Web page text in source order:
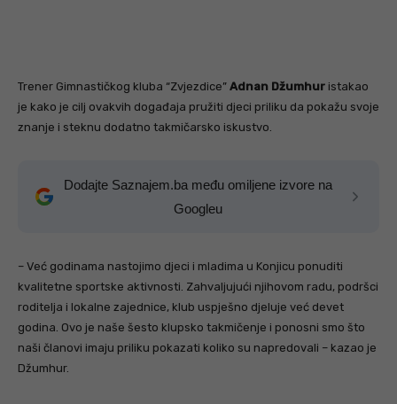
Trener Gimnastičkog kluba “Zvjezdice” Adnan Džumhur istakao
je kako je cilj ovakvih događaja pružiti djeci priliku da pokažu svoje
znanje i steknu dodatno takmičarsko iskustvo.
Dodajte Saznajem.ba među omiljene izvore na
Googleu
– Već godinama nastojimo djeci i mladima u Konjicu ponuditi
kvalitetne sportske aktivnosti. Zahvaljujući njihovom radu, podršci
roditelja i lokalne zajednice, klub uspješno djeluje već devet
godina. Ovo je naše šesto klupsko takmičenje i ponosni smo što
naši članovi imaju priliku pokazati koliko su napredovali – kazao je
Džumhur.